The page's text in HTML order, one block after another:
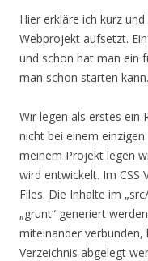
Hier erkläre ich kurz
Webprojekt aufsetzt.
und schon hat man ein
man schon starten kann.
Wir legen als erstes ein
nicht bei einem
meinem Projekt legen
wird entwickelt. Im CSS
Files. Die Inhalte im
„grunt“ generiert
miteinander
Verzeichnis abgelegt